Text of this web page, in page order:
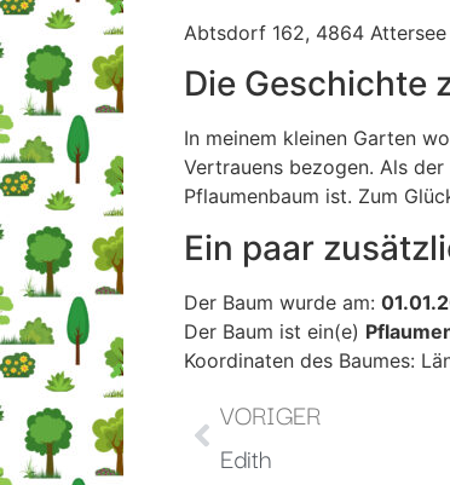
Abtsdorf 162, 4864 Attersee
Die Geschichte
In meinem kleinen Garten
Vertrauens bezogen. Als
Pflaumenbaum ist. Zum
Ein paar
Der Baum wurde am:
Der Baum ist ein(e)
Koordinaten des Baumes:
VORIGER
Edith